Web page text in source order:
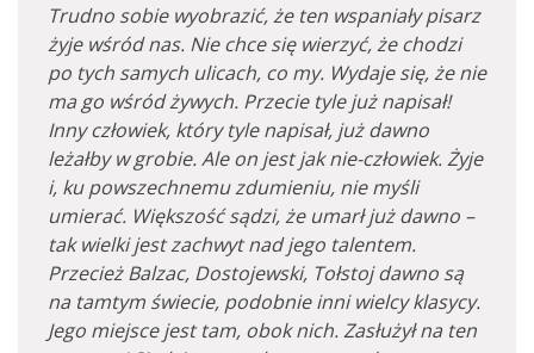
Trudno sobie wyobrazić, że ten wspaniały pisarz
żyje wśród nas. Nie chce się wierzyć, że chodzi
po tych samych ulicach, co my. Wydaje się, że nie
ma go wśród żywych. Przecie tyle już napisał!
Inny człowiek, który tyle napisał, już dawno
leżałby w grobie. Ale on jest jak nie-człowiek. Żyje
i, ku powszechnemu zdumieniu, nie myśli
umierać. Większość sądzi, że umarł już dawno –
tak wielki jest zachwyt nad jego talentem.
Przecież Balzac, Dostojewski, Tołstoj dawno są
na tamtym świecie, podobnie inni wielcy klasycy.
Jego miejsce jest tam, obok nich. Zasłużył na ten